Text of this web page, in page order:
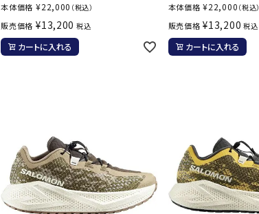
ZETT
本体価格 ¥22,000 （税込）
販売価格 ¥13,200 税込
カートに入れる
本体価格 ¥22,000 （税込）
販売価格 ¥13,200 税込
カートに入れる